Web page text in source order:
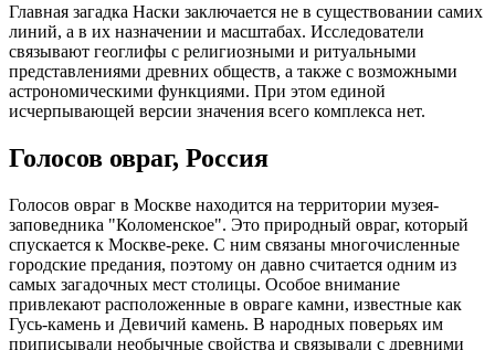
Главная загадка Наски заключается не в существовании самих
линий, а в их назначении и масштабах. Исследователи
связывают геоглифы с религиозными и ритуальными
представлениями древних обществ, а также с возможными
астрономическими функциями. При этом единой
исчерпывающей версии значения всего комплекса нет.
Голосов овраг, Россия
Голосов овраг в Москве находится на территории музея-
заповедника "Коломенское". Это природный овраг, который
спускается к Москве-реке. С ним связаны многочисленные
городские предания, поэтому он давно считается одним из
самых загадочных мест столицы. Особое внимание
привлекают расположенные в овраге камни, известные как
Гусь-камень и Девичий камень. В народных поверьях им
приписывали необычные свойства и связывали с древними